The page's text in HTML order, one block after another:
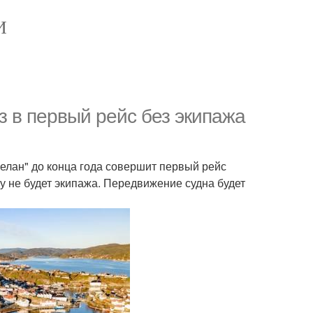
в первый рейс без экипажа
до конца года совершит первый рейс
будет экипажа. Передвижение судна будет